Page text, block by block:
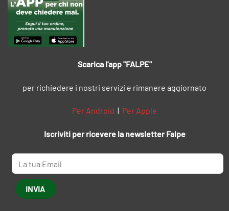
Scarica l'app "FALPE"
per richiedere i nostri servizi e rimanere aggiornato
Per Android | Per Apple
Iscriviti per ricevere la newsletter Falpe